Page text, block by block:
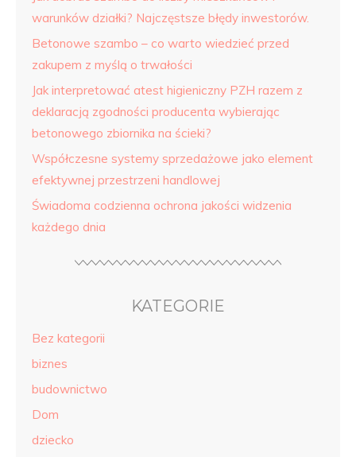
warunków działki? Najczęstsze błędy inwestorów.
Betonowe szambo – co warto wiedzieć przed
zakupem z myślą o trwałości
Jak interpretować atest higieniczny PZH razem z
deklaracją zgodności producenta wybierając
betonowego zbiornika na ścieki?
Współczesne systemy sprzedażowe jako element
efektywnej przestrzeni handlowej
Świadoma codzienna ochrona jakości widzenia
każdego dnia
KATEGORIE
Bez kategorii
biznes
budownictwo
Dom
dziecko